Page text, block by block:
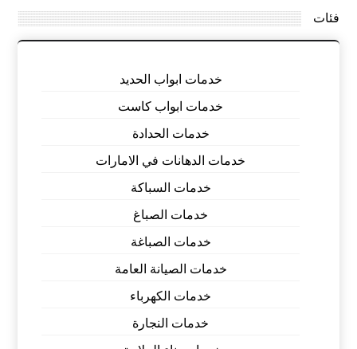
فئات
خدمات ابواب الحديد
خدمات ابواب كاست
خدمات الحدادة
خدمات الدهانات في الامارات
خدمات السباكة
خدمات الصباغ
خدمات الصباغة
خدمات الصيانة العامة
خدمات الكهرباء
خدمات النجارة